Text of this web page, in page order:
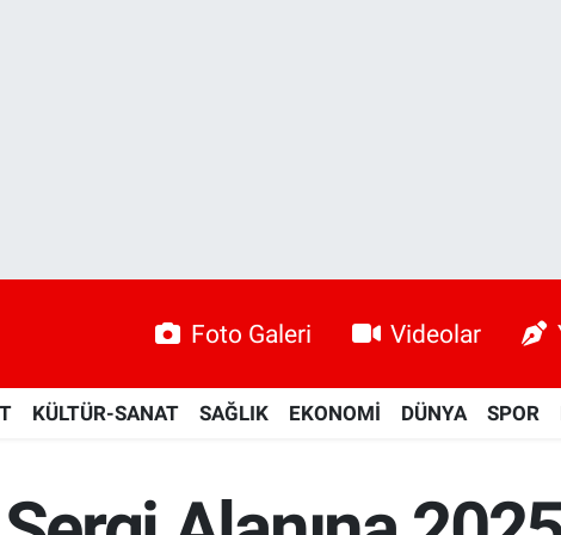
Foto Galeri Videolar
KÜLTÜR-SANAT SAĞLIK EKONOMİ DÜNYA SPOR